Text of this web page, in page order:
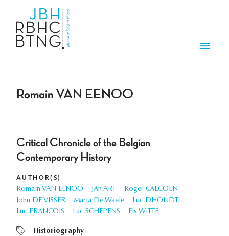
Romain VAN EENOO
Critical Chronicle of the Belgian
Contemporary History
AUTHOR(S)
Romain VAN EENOO JAn ART
Roger CALCOEN
John DE VISSER
Maria De Waele
Luc DHONDT
Luc FRANCOIS
Luc SCHEPENS Els WITTE
Historiography